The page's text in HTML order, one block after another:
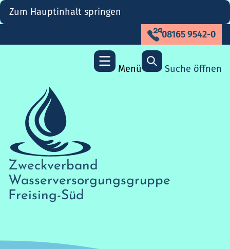
Zum Hauptinhalt springen
08165 9542-0
Menü Suche öffnen
Zweckverband
Wasserversorgungs­gruppe
Freising-Süd